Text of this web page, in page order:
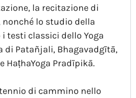
la recitazione di
lo studio della
testi classici dello Yoga
di Patañjali, Bhagavadgītā,
HaṭhaYoga Pradīpikā.
di cammino nello